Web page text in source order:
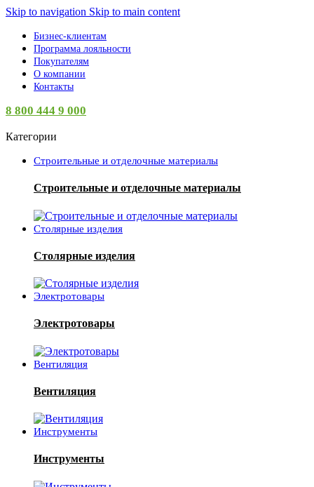
Skip to navigation Skip to main content
Бизнес-клиентам
Программа лояльности
Покупателям
О компании
Контакты
8 800 444 9 000
Категории
Строительные и отделочные материалы
Строительные и отделочные материалы
Столярные изделия
Столярные изделия
Электротовары
Электротовары
Вентиляция
Вентиляция
Инструменты
Инструменты